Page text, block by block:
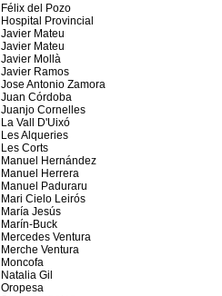
Félix del Pozo
Hospital Provincial
Javier Mateu
Javier Mateu
Javier Mollà
Javier Ramos
Jose Antonio Zamora
Juan Córdoba
Juanjo Cornelles
La Vall D'Uixó
Les Alqueries
Les Corts
Manuel Hernández
Manuel Herrera
Manuel Paduraru
Mari Cielo Leirós
María Jesús
Marín-Buck
Mercedes Ventura
Merche Ventura
Moncofa
Natalia Gil
Oropesa